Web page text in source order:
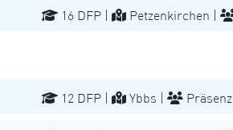
16 DFP | Petzenkirchen |
12 DFP | Ybbs | Präsenz